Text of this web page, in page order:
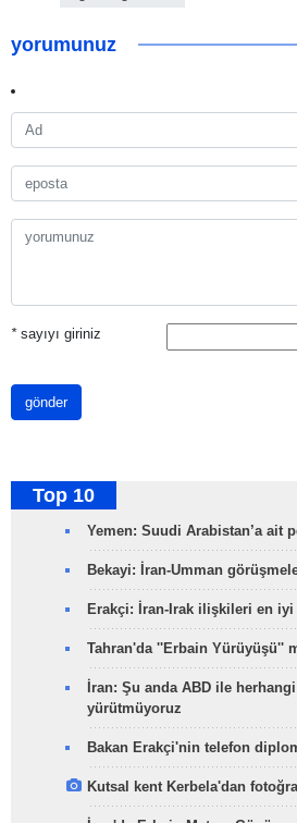
yorumunuz
*sayıyı giriniz
gönder
Top 10
Yemen: Suudi Arabistan’a
Bekayi: İran-Umman
Erakçi: İran-Irak ilişkileri en iyi
Tahran'da ''Erbain Yürüyüşü''
İran: Şu anda ABD ile
yürütmüyoruz
Bakan Erakçi'nin telefon
Kutsal kent Kerbela'dan